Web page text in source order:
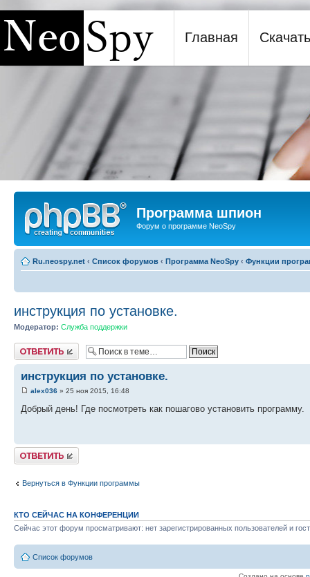
Программа шпион NeoSpy
Главная Скачать
Программа шпион
Форум о программе NeoSpy
Ru.neospy.net ‹ Список форумов ‹ Программа NeoSpy ‹ Функции
инструкция по установке.
Модератор: Служба поддержки
Ответить
инструкция по установке.
alex036 » 25 ноя 2015, 16:48
Добрый день! Где посмотреть как пошагово установить программу.
Ответить
Вернуться в Функции программы
КТО СЕЙЧАС НА КОНФЕРЕНЦИИ
Сейчас этот форум просматривают: нет зарегистрированных пользователей и
Список форумов